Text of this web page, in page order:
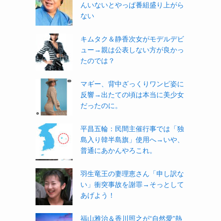
んいないとやっぱ番組盛り上がら
ない
キムタク＆静香次女がモデルデビ
ュー→親は公表しない方が良かっ
たのでは？
マギー、背中ざっくりワンピ姿に
反響→出たての頃は本当に美少女
だったのに。
平昌五輪：民間主催行事では「独
島入り韓半島旗」使用へ→いや、
普通にあかんやろこれ。
羽生竜王の妻理恵さん「申し訳な
い」衝突事故を謝罪→そっとして
あげよう！
福山雅治＆香川照之が“自然愛”熱